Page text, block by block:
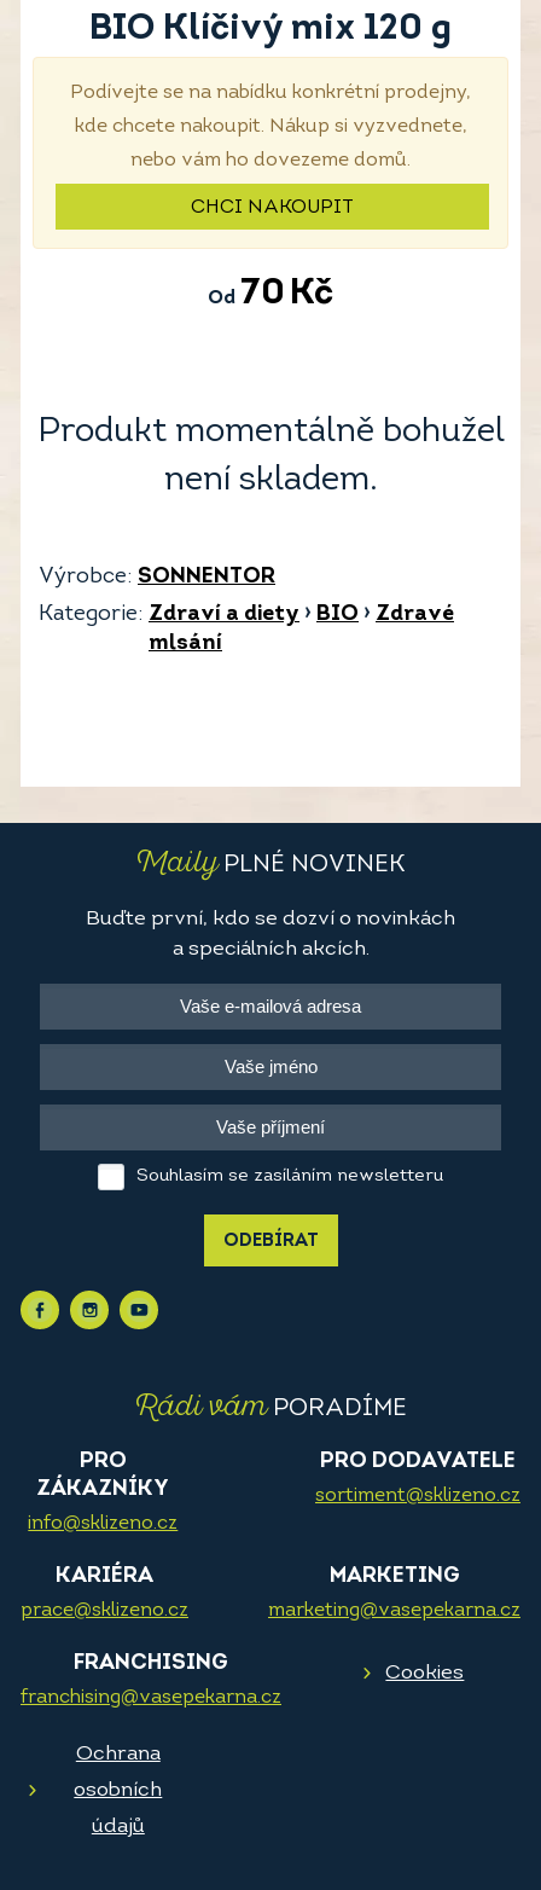
BIO Klíčivý mix 120 g
Podívejte se na nabídku konkrétní prodejny,
kde chcete nakoupit. Nákup si vyzvednete,
nebo vám ho dovezeme domů.
CHCI NAKOUPIT
Od 70 Kč
Produkt momentálně bohužel
není skladem.
Výrobce: SONNENTOR
Kategorie: Zdraví a diety › BIO › Zdravé
mlsání
MailyPLNÉ NOVINEK
Buďte první, kdo se dozví o novinkách
a speciálních akcích.
Souhlasím se zasíláním newsletteru
ODEBÍRAT
Rádi vámPORADÍME
PRO
ZÁKAZNÍKY
info@sklizeno.cz
PRO DODAVATELE
sortiment@sklizeno.cz
KARIÉRA
prace@sklizeno.cz
MARKETING
marketing@vasepekarna.cz
FRANCHISING
franchising@vasepekarna.cz
Cookies
Ochrana
osobních
údajů